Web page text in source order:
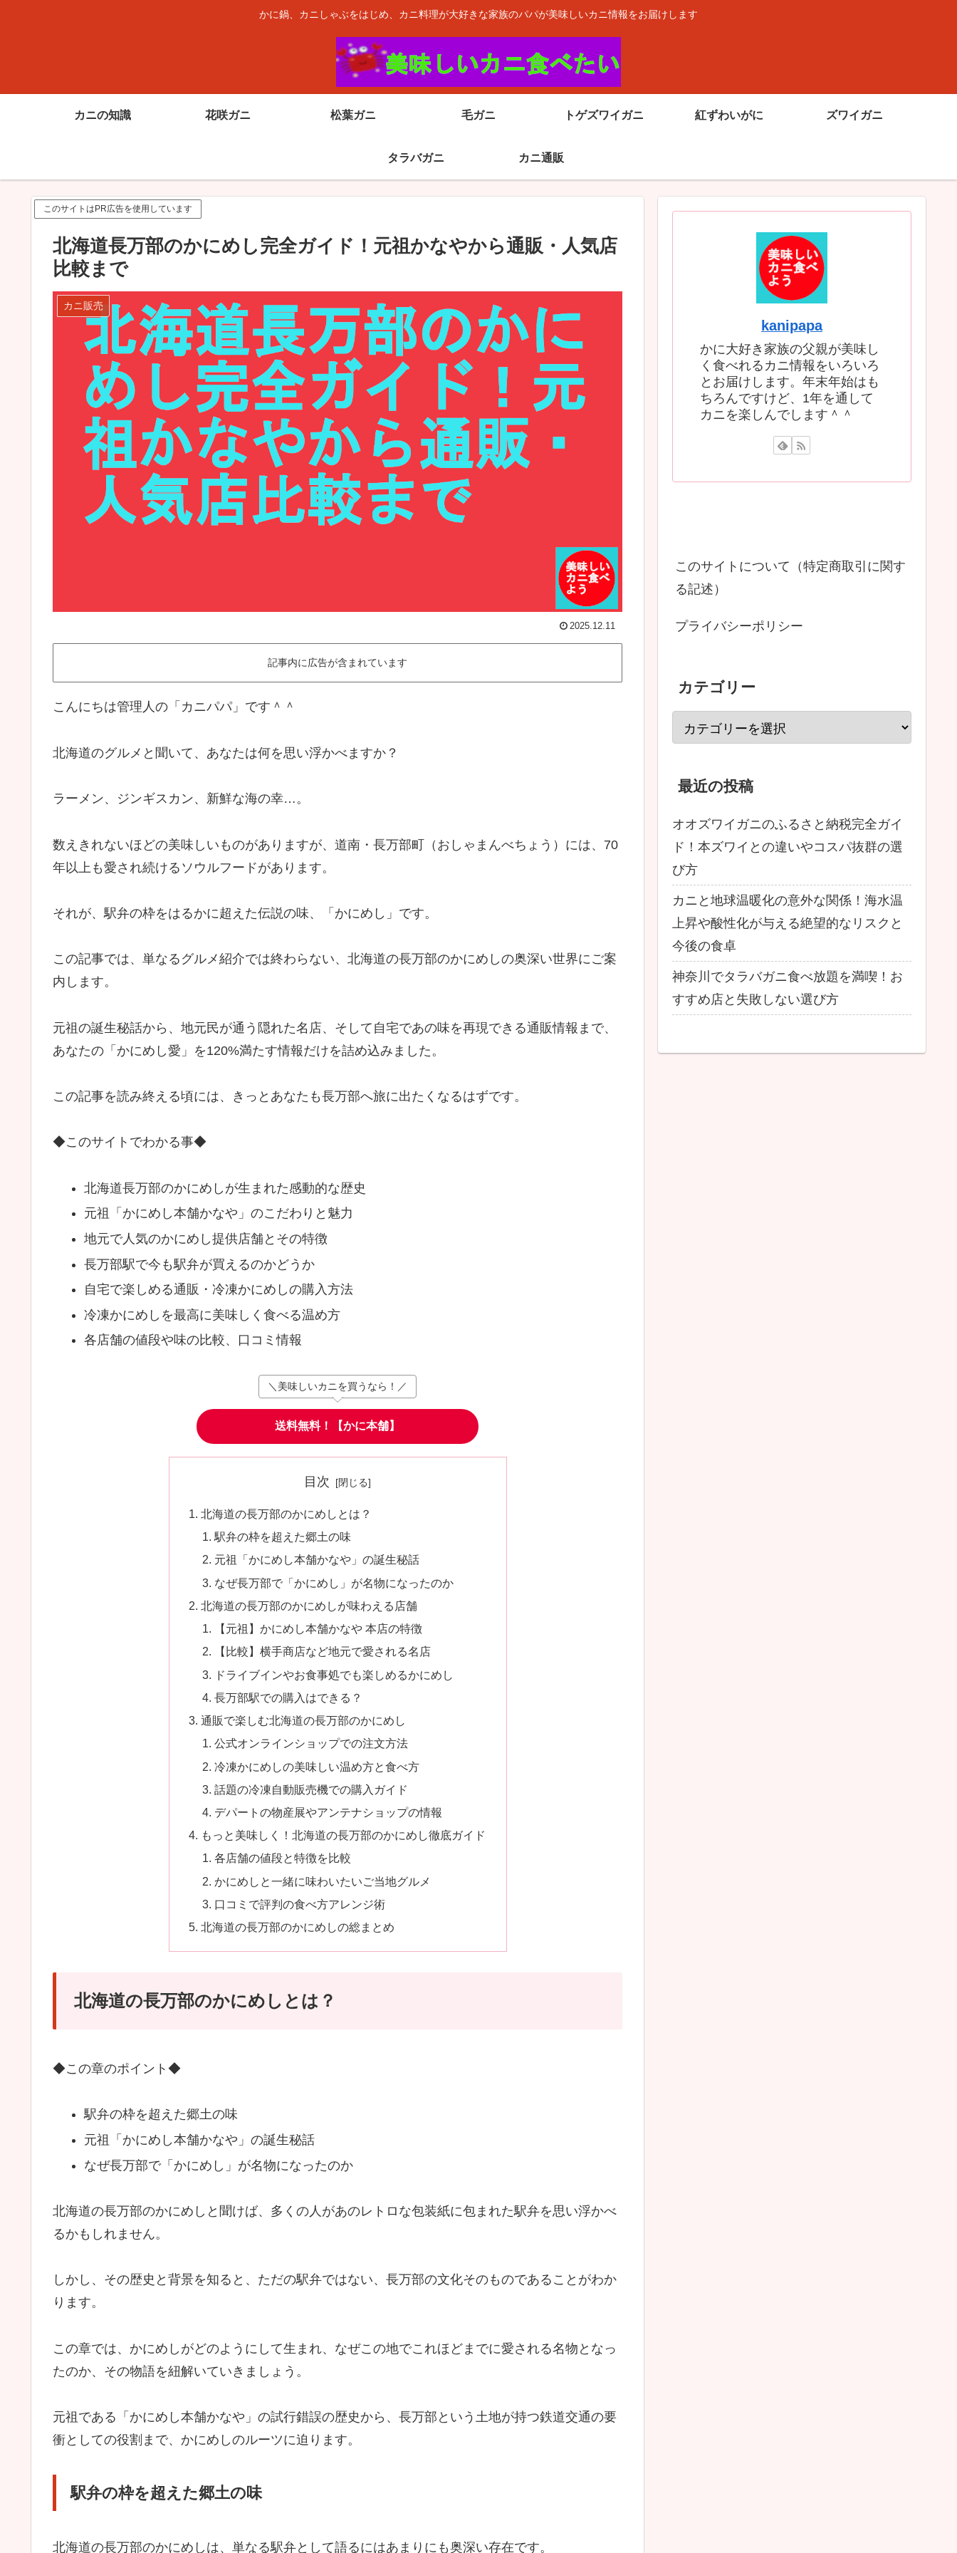
かに鍋、カニしゃぶをはじめ、カニ料理が大好きな家族のパパが美味しいカニ情報をお届けします
カニの知識 花咲ガニ 松葉ガニ 毛ガニ トゲズワイガニ 紅ずわいがに ズワイガニ
タラバガニ カニ通販
このサイトはPR広告を使用しています
北海道長万部のかにめし完全ガイド！元祖かなやから通販・人気店
比較まで
カニ販売
2025.12.11
記事内に広告が含まれています
こんにちは管理人の「カニパパ」です＾＾
北海道のグルメと聞いて、あなたは何を思い浮かべますか？
ラーメン、ジンギスカン、新鮮な海の幸…。
数えきれないほどの美味しいものがありますが、道南・長万部町（おしゃまんべちょう）には、70
年以上も愛され続けるソウルフードがあります。
それが、駅弁の枠をはるかに超えた伝説の味、「かにめし」です。
この記事では、単なるグルメ紹介では終わらない、北海道の長万部のかにめしの奥深い世界にご案
内します。
元祖の誕生秘話から、地元民が通う隠れた名店、そして自宅であの味を再現できる通販情報まで、
あなたの「かにめし愛」を120%満たす情報だけを詰め込みました。
この記事を読み終える頃には、きっとあなたも長万部へ旅に出たくなるはずです。
◆このサイトでわかる事◆
北海道長万部のかにめしが生まれた感動的な歴史
元祖「かにめし本舗かなや」のこだわりと魅力
地元で人気のかにめし提供店舗とその特徴
長万部駅で今も駅弁が買えるのかどうか
自宅で楽しめる通販・冷凍かにめしの購入方法
冷凍かにめしを最高に美味しく食べる温め方
各店舗の値段や味の比較、口コミ情報
＼美味しいカニを買うなら！／
送料無料！【かに本舗】
目次
北海道の長万部のかにめしとは？
駅弁の枠を超えた郷土の味
元祖「かにめし本舗かなや」の誕生秘話
なぜ長万部で「かにめし」が名物になったのか
北海道の長万部のかにめしが味わえる店舗
【元祖】かにめし本舗かなや 本店の特徴
【比較】横手商店など地元で愛される名店
ドライブインやお食事処でも楽しめるかにめし
長万部駅での購入はできる？
通販で楽しむ北海道の長万部のかにめし
公式オンラインショップでの注文方法
冷凍かにめしの美味しい温め方と食べ方
話題の冷凍自動販売機での購入ガイド
デパートの物産展やアンテナショップの情報
もっと美味しく！北海道の長万部のかにめし徹底ガイド
各店舗の値段と特徴を比較
かにめしと一緒に味わいたいご当地グルメ
口コミで評判の食べ方アレンジ術
北海道の長万部のかにめしの総まとめ
北海道の長万部のかにめしとは？
◆この章のポイント◆
駅弁の枠を超えた郷土の味
元祖「かにめし本舗かなや」の誕生秘話
なぜ長万部で「かにめし」が名物になったのか
北海道の長万部のかにめしと聞けば、多くの人があのレトロな包装紙に包まれた駅弁を思い浮かべ
るかもしれません。
しかし、その歴史と背景を知ると、ただの駅弁ではない、長万部の文化そのものであることがわか
ります。
この章では、かにめしがどのようにして生まれ、なぜこの地でこれほどまでに愛される名物となっ
たのか、その物語を紐解いていきましょう。
元祖である「かにめし本舗かなや」の試行錯誤の歴史から、長万部という土地が持つ鉄道交通の要
衝としての役割まで、かにめしのルーツに迫ります。
駅弁の枠を超えた郷土の味
北海道の長万部のかにめしは、単なる駅弁として語るにはあまりにも奥深い存在です。
kanipapa
かに大好き家族の父親が美味し
く食べれるカニ情報をいろいろ
とお届けします。年末年始はも
ちろんですけど、1年を通して
カニを楽しんでします＾＾
このサイトについて（特定商取引に関す
る記述）
プライバシーポリシー
カテゴリー
最近の投稿
オオズワイガニのふるさと納税完全ガイ
ド！本ズワイとの違いやコスパ抜群の選
び方
カニと地球温暖化の意外な関係！海水温
上昇や酸性化が与える絶望的なリスクと
今後の食卓
神奈川でタラバガニ食べ放題を満喫！お
すすめ店と失敗しない選び方